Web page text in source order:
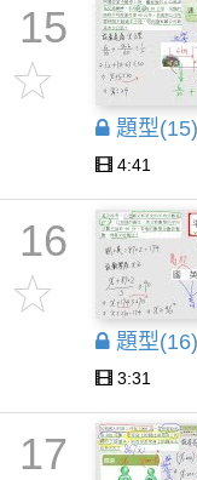
15
題型(15)
4:41
16
題型(16)
3:31
17